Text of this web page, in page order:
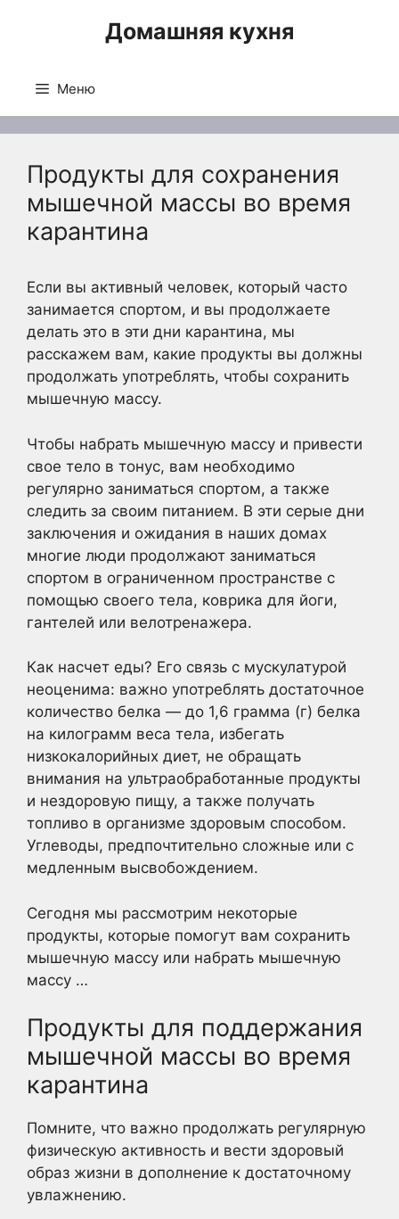
Домашняя кухня
Меню
Продукты для сохранения
мышечной массы во время
карантина
Если вы активный человек, который часто
занимается спортом, и вы продолжаете
делать это в эти дни карантина, мы
расскажем вам, какие продукты вы должны
продолжать употреблять, чтобы сохранить
мышечную массу.
Чтобы набрать мышечную массу и привести
свое тело в тонус, вам необходимо
регулярно заниматься спортом, а также
следить за своим питанием. В эти серые дни
заключения и ожидания в наших домах
многие люди продолжают заниматься
спортом в ограниченном пространстве с
помощью своего тела, коврика для йоги,
гантелей или велотренажера.
Как насчет еды? Его связь с мускулатурой
неоценима: важно употреблять достаточное
количество белка — до 1,6 грамма (г) белка
на килограмм веса тела, избегать
низкокалорийных диет, не обращать
внимания на ультраобработанные продукты
и нездоровую пищу, а также получать
топливо в организме здоровым способом.
Углеводы, предпочтительно сложные или с
медленным высвобождением.
Сегодня мы рассмотрим некоторые
продукты, которые помогут вам сохранить
мышечную массу или набрать мышечную
массу …
Продукты для поддержания
мышечной массы во время
карантина
Помните, что важно продолжать регулярную
физическую активность и вести здоровый
образ жизни в дополнение к достаточному
увлажнению.